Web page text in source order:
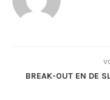
BREAK-OUT EN DE